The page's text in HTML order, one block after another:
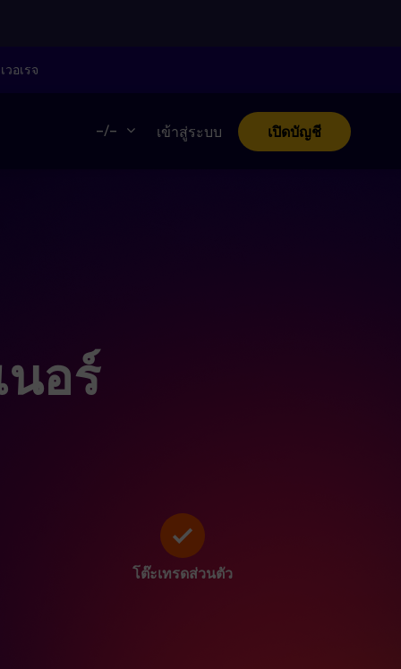
อเรจ
–/– เข้าสู่ระบบ เปิดบัญชี
นอร์
โต๊ะเทรดส่วนตัว